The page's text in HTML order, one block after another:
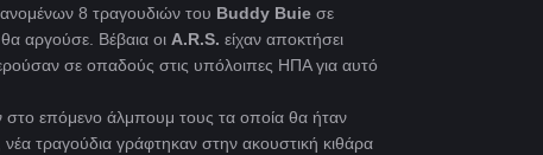
8 τραγουδιών του Buddy Buie σε
αργούσε. Βέβαια οι A.R.S. είχαν αποκτήσει
σε οπαδούς στις υπόλοιπες ΗΠΑ για αυτό
επόμενο άλμπουμ τους τα οποία θα ήταν
τραγούδια γράφτηκαν στην ακουστική κιθάρα